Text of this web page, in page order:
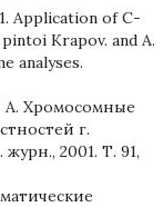
Application of C-
Krapov. and A.
analyses.
А. Хромосомные
г.
2001. Т. 91,